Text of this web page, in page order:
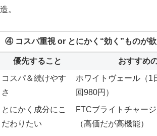
造。
④ コスパ重視 or とにかく“効く”ものが
優先すること
おすすめ
コスパ＆続けやす
さ
ホワイトヴェール（1
回980円）
とにかく成分にこ
だわりたい
FTCブライトチャー
（高価だが高機能）